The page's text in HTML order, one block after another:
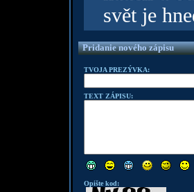
svět je
Pridanie nového zápisu
TVOJA PREZÝVKA:
TEXT ZÁPISU:
Opište kod: